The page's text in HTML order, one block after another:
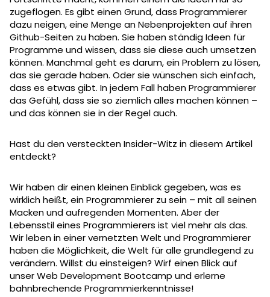
zugeflogen. Es gibt einen Grund, dass Programmierer
dazu neigen, eine Menge an Nebenprojekten auf ihren
Github-Seiten zu haben. Sie haben ständig Ideen für
Programme und wissen, dass sie diese auch umsetzen
können. Manchmal geht es darum, ein Problem zu lösen,
das sie gerade haben. Oder sie wünschen sich einfach,
dass es etwas gibt. In jedem Fall haben Programmierer
das Gefühl, dass sie so ziemlich alles machen können –
und das können sie in der Regel auch.
Hast du den versteckten Insider-Witz in diesem Artikel
entdeckt?
Wir haben dir einen kleinen Einblick gegeben, was es
wirklich heißt, ein Programmierer zu sein – mit all seinen
Macken und aufregenden Momenten. Aber der
Lebensstil eines Programmierers ist viel mehr als das.
Wir leben in einer vernetzten Welt und Programmierer
haben die Möglichkeit, die Welt für alle grundlegend zu
verändern. Willst du einsteigen? Wirf einen Blick auf
unser Web Development Bootcamp und erlerne
bahnbrechende Programmierkenntnisse!